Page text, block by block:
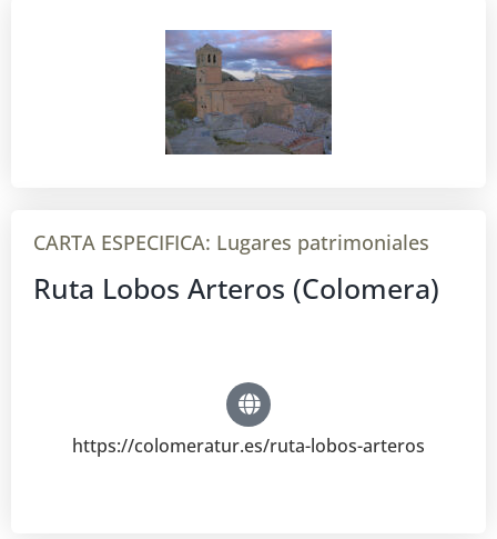
CARTA ESPECIFICA: Lugares patrimoniales
Ruta Lobos Arteros (Colomera)
https://colomeratur.es/ruta-lobos-arteros